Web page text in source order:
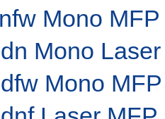
Mono MFP
Mono
Mono MFP